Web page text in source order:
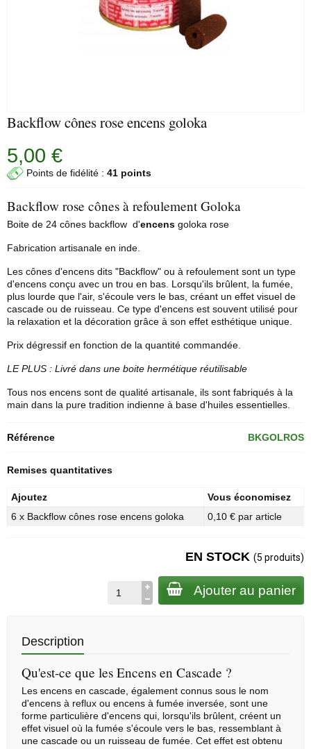
Backflow cônes rose encens goloka
5,00 €
Points de fidélité : 41 points
Backflow rose cônes à refoulement Goloka
Boite de 24 cônes backflow d'encens goloka rose
Fabrication artisanale en inde.
Les cônes d'encens dits "Backflow" ou à refoulement sont un type
d'encens conçu avec un trou en bas. Lorsqu'ils brûlent, la fumée,
plus lourde que l'air, s'écoule vers le bas, créant un effet visuel de
cascade ou de ruisseau. Ce type d'encens est souvent utilisé pour
la relaxation et la décoration grâce à son effet esthétique unique.
Prix dégressif en fonction de la quantité commandée.
LE PLUS : Livré dans une boite hermétique réutilisable
Tous nos encens sont de qualité artisanale, ils sont fabriqués à la
main dans la pure tradition indienne à base d'huiles essentielles.
Référence BKGOLROS
Remises quantitatives
Ajoutez
Vous économisez
6 x Backflow cônes rose encens goloka
0,10 € par article
EN STOCK (5 produits)
Ajouter au panier
Description
Qu'est-ce que les Encens en Cascade ?
Les encens en cascade, également connus sous le nom
d'encens à reflux ou encens à fumée inversée, sont une
forme particulière d'encens qui, lorsqu'ils brûlent, créent un
effet visuel où la fumée s'écoule vers le bas, ressemblant à
une cascade ou un ruisseau de fumée. Cet effet est obtenu